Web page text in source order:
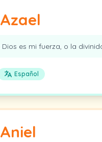
Azael
Dios es mi fuerza, o la
Español
Aniel